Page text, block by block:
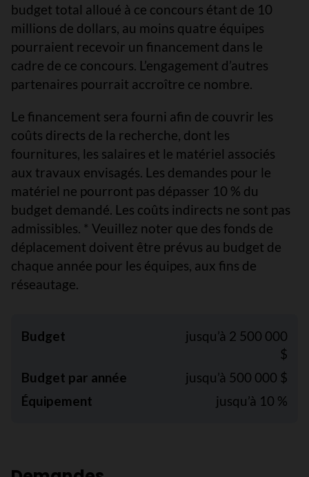
budget total alloué à ce concours étant de 10
millions de dollars, au moins quatre équipes
pourraient recevoir un financement dans le
cadre de ce concours. L’engagement d’autres
partenaires pourrait accroître ce nombre.
Le financement sera fourni afin de couvrir les
coûts directs de la recherche, dont les
fournitures, les salaires et le matériel associés
aux travaux envisagés. Les demandes pour le
matériel ne pourront pas dépasser 10 % du
budget demandé. Les coûts indirects ne sont pas
admissibles. * Veuillez noter que des fonds de
déplacement doivent être prévus au budget de
chaque année pour les équipes, aux fins de
réseautage.
Budget
jusqu’à 2 500 000
$
Budget par année
jusqu’à 500 000 $
Équipement
jusqu’à 10 %